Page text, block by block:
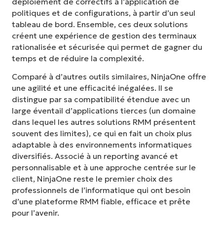
politiques et de configurations, à partir d’un seul
tableau de bord. Ensemble, ces deux solutions
créent une expérience de gestion des terminaux
rationalisée et sécurisée qui permet de gagner du
temps et de réduire la complexité.
Comparé à d’autres outils similaires, NinjaOne offre
une agilité et une efficacité inégalées. Il se
distingue par sa compatibilité étendue avec un
large éventail d’applications tierces (un domaine
dans lequel les autres solutions RMM présentent
souvent des limites), ce qui en fait un choix plus
adaptable à des environnements informatiques
diversifiés. Associé à un reporting avancé et
personnalisable et à une approche centrée sur le
client, NinjaOne reste le premier choix des
professionnels de l’informatique qui ont besoin
d’une plateforme RMM fiable, efficace et prête
pour l’avenir.